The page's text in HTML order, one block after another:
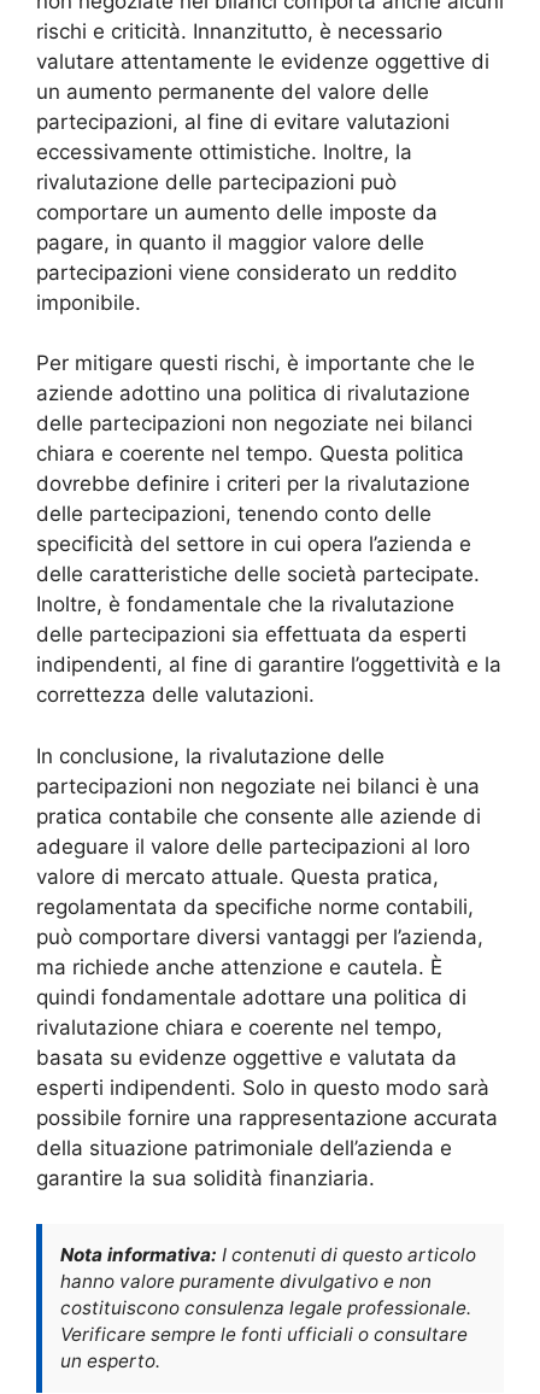
rischi e criticità. Innanzitutto, è necessario
valutare attentamente le evidenze oggettive di
un aumento permanente del valore delle
partecipazioni, al fine di evitare valutazioni
eccessivamente ottimistiche. Inoltre, la
rivalutazione delle partecipazioni può
comportare un aumento delle imposte da
pagare, in quanto il maggior valore delle
partecipazioni viene considerato un reddito
imponibile.
Per mitigare questi rischi, è importante che le
aziende adottino una politica di rivalutazione
delle partecipazioni non negoziate nei bilanci
chiara e coerente nel tempo. Questa politica
dovrebbe definire i criteri per la rivalutazione
delle partecipazioni, tenendo conto delle
specificità del settore in cui opera l’azienda e
delle caratteristiche delle società partecipate.
Inoltre, è fondamentale che la rivalutazione
delle partecipazioni sia effettuata da esperti
indipendenti, al fine di garantire l’oggettività e la
correttezza delle valutazioni.
In conclusione, la rivalutazione delle
partecipazioni non negoziate nei bilanci è una
pratica contabile che consente alle aziende di
adeguare il valore delle partecipazioni al loro
valore di mercato attuale. Questa pratica,
regolamentata da specifiche norme contabili,
può comportare diversi vantaggi per l’azienda,
ma richiede anche attenzione e cautela. È
quindi fondamentale adottare una politica di
rivalutazione chiara e coerente nel tempo,
basata su evidenze oggettive e valutata da
esperti indipendenti. Solo in questo modo sarà
possibile fornire una rappresentazione accurata
della situazione patrimoniale dell’azienda e
garantire la sua solidità finanziaria.
Nota informativa: I contenuti di questo articolo
hanno valore puramente divulgativo e non
costituiscono consulenza legale professionale.
Verificare sempre le fonti ufficiali o consultare
un esperto.